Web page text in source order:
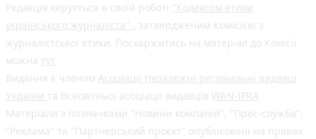
Редакція керується в своїй роботі "Кодексом етики
українського журналіста" , затвердженим Комісією з
журналістської етики. Поскаржитись на матеріал до Комісії
можна тут
Видання є членом Асоціації Незалежні регіональні видавці
України та Всесвітньої асоціації видавців WAN-IFRA
Матеріали з позначками "Новини компаній", "Прес-служба",
"Реклама" та "Партнерський проєкт" опубліковані на правах